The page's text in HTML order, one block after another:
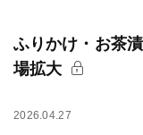
ふりかけ・お茶
場拡大
2026.04.27